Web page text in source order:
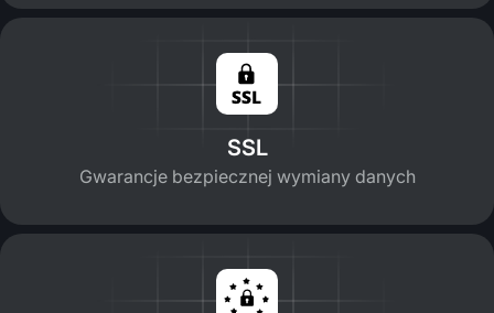
SSL
Gwarancje bezpiecznej wymiany danych